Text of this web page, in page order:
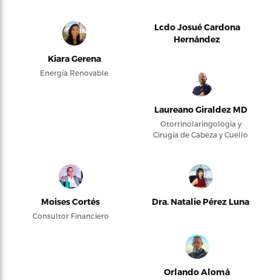
Kiara Gerena
Energía Renovable
Lcdo Josué Cardona
Hernández
Laureano Giraldez MD
Otorrinolaringología y
Cirugía de Cabeza y Cuello
Moises Cortés
Consultor Financiero
Dra. Natalie Pérez Luna
Orlando Alomá